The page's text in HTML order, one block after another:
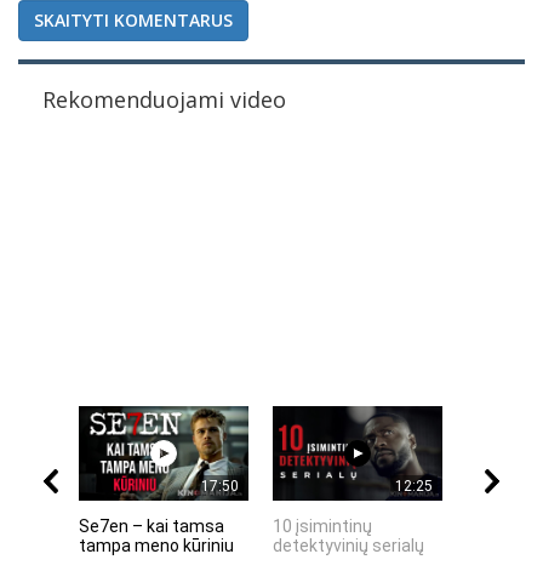
SKAITYTI KOMENTARUS
Rekomenduojami video
17:50
Se7en – kai tamsa
tampa meno kūriniu
12:25
10 įsimintinų
detektyvinių serialų